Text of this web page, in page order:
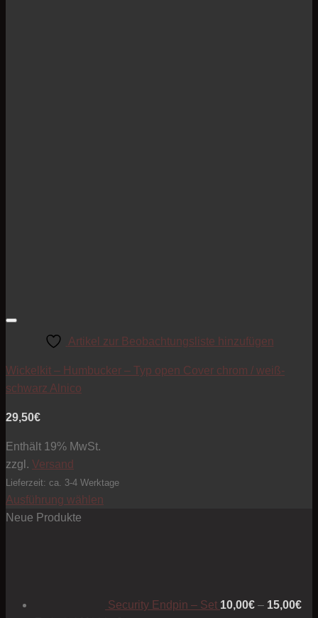
Artikel zur Beobachtungsliste hinzufügen
Wickelkit – Humbucker – Typ open Cover chrom / weiß-
schwarz Alnico
29,50€
Enthält 19% MwSt.
zzgl. Versand
Lieferzeit: ca. 3-4 Werktage
Ausführung wählen
Dieses
auf.
Neue Produkte
Security Endpin – Set 10,00€ – 15,00€